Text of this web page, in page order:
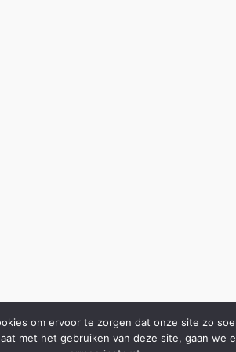
om ervoor te zorgen dat onze site zo
met het gebruiken van deze site, gaan we